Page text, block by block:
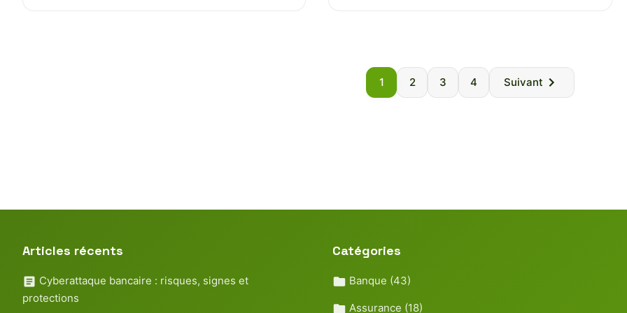
Pagination
1 2 3 4 Suivant
Articles récents
Cyberattaque bancaire : risques, signes et
protections
Catégories
Banque (43)
Assurance (18)